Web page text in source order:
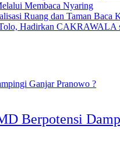
Membaca Nyaring
Hadirkan CAKRAWALA
Berpotensi